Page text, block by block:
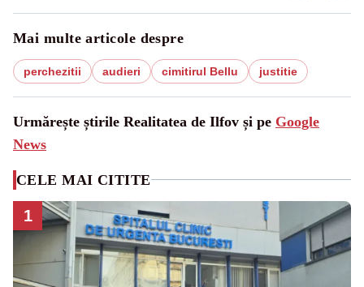
Mai multe articole despre
perchezitii audieri cimitirul Bellu justitie
Urmărește știrile Realitatea de Ilfov și pe Google
News
CELE MAI CITITE
1